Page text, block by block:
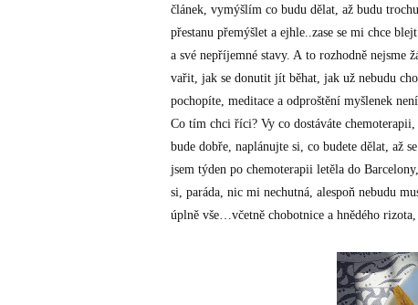
článek, vymýšlím co budu dělat, až budu
přestanu přemýšlet a ejhle..zase se mi chce
a své nepříjemné stavy. A to rozhodně nejsme
vařit, jak se donutit jít běhat, jak už nebudu
pochopíte, meditace a odproštění myšlenek
Co tím chci říci? Vy co dostáváte
bude dobře, naplánujte si, co budete dělat, až
jsem týden po chemoterapii letěla do
si, paráda, nic mi nechutná, alespoň nebudu
úplně vše…včetně chobotnice a hnědého